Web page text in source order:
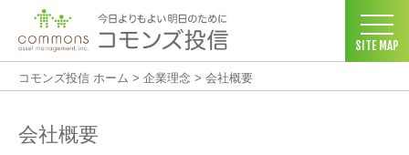
SITE MAP
コモンズ投信 ホーム > 企業理念 > 会社概要
会社概要